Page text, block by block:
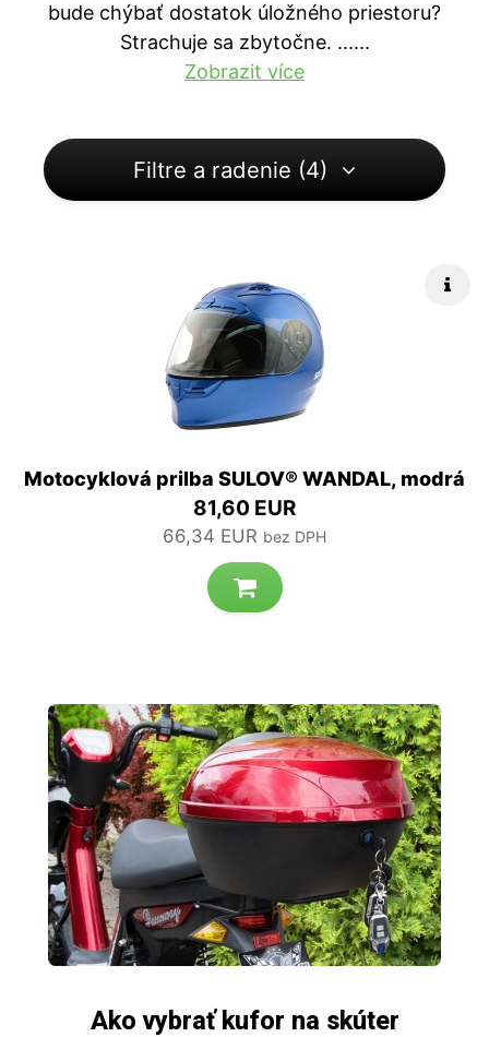
bude chýbať dostatok úložného priestoru?
Strachuje sa zbytočne. ......
Zobrazit více
Filtre a radenie (4)
Motocyklová prilba SULOV® WANDAL, modrá
81,60 EUR
66,34 EUR bez DPH
Ako vybrať kufor na skúter